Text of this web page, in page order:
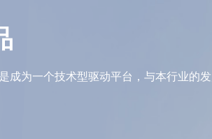
成为一个技术型驱动平台，与本行业的